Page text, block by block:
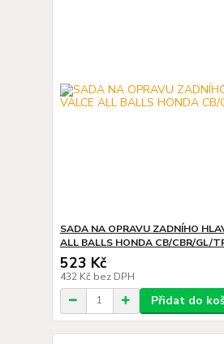
SADA NA OPRAVU ZADNÍHO
ALL BALLS HONDA CB/CBR/GL/
523 Kč
432 Kč bez DPH
Přidat do